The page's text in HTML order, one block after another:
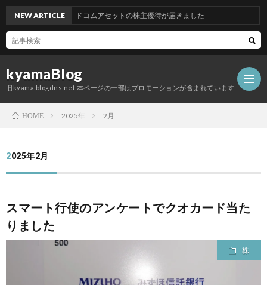
kyamaBlog
旧kyama.blogdns.net 本ページの一部はプロモーションが含まれています
NEW ARTICLEグッドコムアセットの株主優待が届きました
HOME 2025年 2月
2025年2月
スマート行使のアンケートでクオカード当た
りました
株